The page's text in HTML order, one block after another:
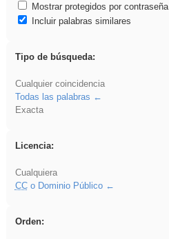
Mostrar protegidos por contraseña
Incluir palabras similares
Tipo de búsqueda:
Cualquier coincidencia
Todas las palabras
Exacta
Licencia:
Cualquiera
CCo Dominio Público
Orden: